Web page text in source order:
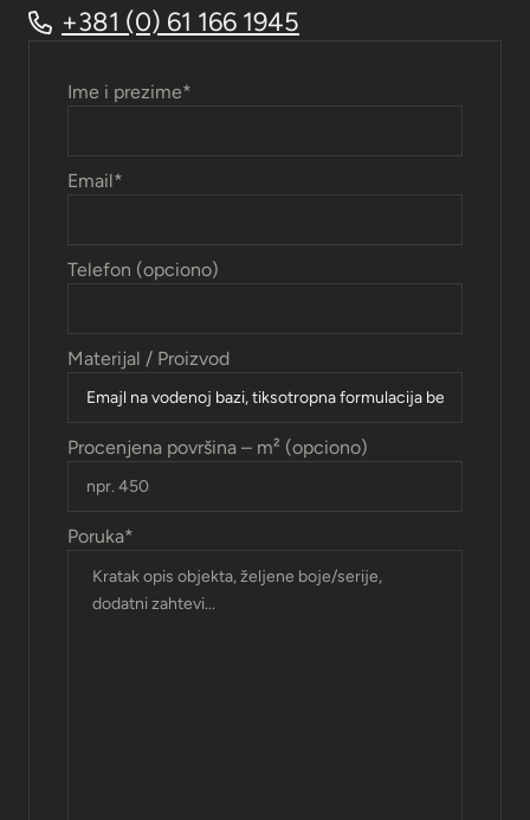
+381 (0) 61 166 1945
Ime i prezime*
Email*
Telefon (opciono)
Materijal / Proizvod
Procenjena površina – m² (opciono)
Poruka*